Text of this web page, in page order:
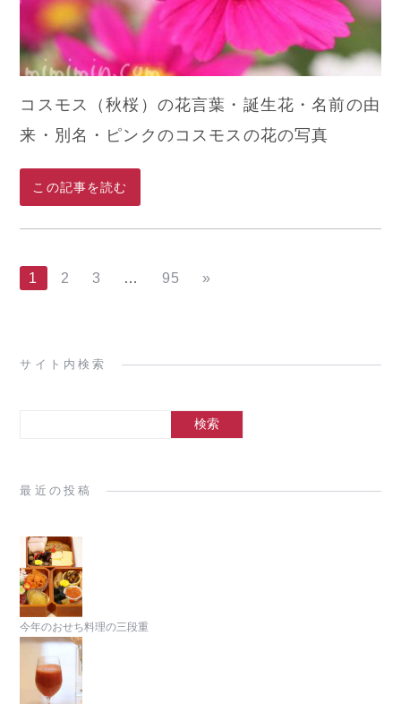
コスモス（秋桜）の花言葉・誕生花・名前の由
来・別名・ピンクのコスモスの花の写真
この記事を読む
1 2 3 … 95 »
サイト内検索
最近の投稿
今年のおせち料理の三段重